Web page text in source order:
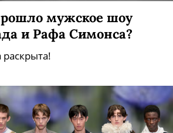
мужское шоу
и Рафа Симонса?